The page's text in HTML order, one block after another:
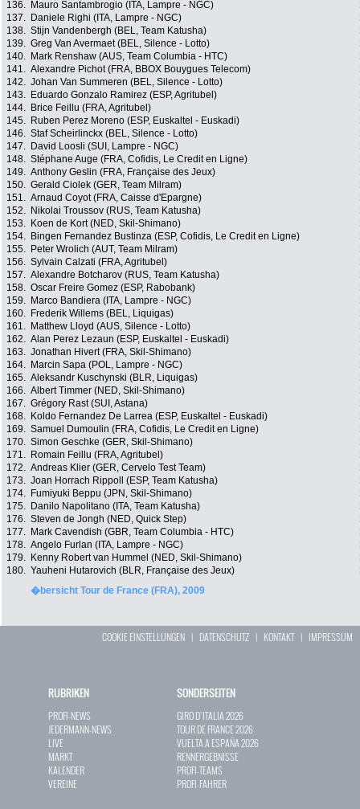
136.
Mauro Santambrogio (ITA, Lampre - NGC)
137.
Daniele Righi (ITA, Lampre - NGC)
138. Stijn Vandenbergh (BEL, Team Katusha)
139. Greg Van Avermaet (BEL, Silence - Lotto)
140.
Mark Renshaw (AUS, Team Columbia - HTC)
141. Alexandre Pichot (FRA, BBOX Bouygues Telecom)
142. Johan Van Summeren (BEL, Silence - Lotto)
143.
Eduardo Gonzalo Ramirez (ESP, Agritubel)
144.
Brice Feillu (FRA, Agritubel)
145.
Ruben Perez Moreno (ESP, Euskaltel - Euskadi)
146. Staf Scheirlinckx (BEL, Silence - Lotto)
147.
David Loosli (SUI, Lampre - NGC)
148. Stéphane Auge (FRA, Cofidis, Le Credit en Ligne)
149. Anthony Geslin (FRA, Française des Jeux)
150. Gerald Ciolek (GER, Team Milram)
151. Arnaud Coyot (FRA, Caisse d'Epargne)
152.
Nikolai Troussov (RUS, Team Katusha)
153.
Koen de Kort (NED, Skil-Shimano)
154.
Bingen Fernandez Bustinza (ESP, Cofidis, Le Credit en Ligne)
155.
Peter Wrolich (AUT, Team Milram)
156. Sylvain Calzati (FRA, Agritubel)
157. Alexandre Botcharov (RUS, Team Katusha)
158. Oscar Freire Gomez (ESP, Rabobank)
159.
Marco Bandiera (ITA, Lampre - NGC)
160.
Frederik Willems (BEL, Liquigas)
161.
Matthew Lloyd (AUS, Silence - Lotto)
162. Alan Perez Lezaun (ESP, Euskaltel - Euskadi)
163. Jonathan Hivert (FRA, Skil-Shimano)
164.
Marcin Sapa (POL, Lampre - NGC)
165. Aleksandr Kuschynski (BLR, Liquigas)
166. Albert Timmer (NED, Skil-Shimano)
167. Grégory Rast (SUI, Astana)
168.
Koldo Fernandez De Larrea (ESP, Euskaltel - Euskadi)
169. Samuel Dumoulin (FRA, Cofidis, Le Credit en Ligne)
170. Simon Geschke (GER, Skil-Shimano)
171.
Romain Feillu (FRA, Agritubel)
172. Andreas Klier (GER, Cervelo Test Team)
173. Joan Horrach Rippoll (ESP, Team Katusha)
174.
Fumiyuki Beppu (JPN, Skil-Shimano)
175.
Danilo Napolitano (ITA, Team Katusha)
176. Steven de Jongh (NED, Quick Step)
177.
Mark Cavendish (GBR, Team Columbia - HTC)
178. Angelo Furlan (ITA, Lampre - NGC)
179.
Kenny Robert van Hummel (NED, Skil-Shimano)
180. Yauheni Hutarovich (BLR, Française des Jeux)
�bersicht Tour de France (FRA), 2009
COOKIE EINSTELLUNGEN | DATENSCHUTZ | KONTAKT| IMPRESSUM
RUBRIKEN
PROFI-NEWS
JEDERMANN-NEWS
LIVE
MARKT
KALENDER
VEREINE
SONDERSEITEN
GIRO D`ITALIA 2026
TOUR DE FRANCE 2026
VUELTA A ESPAÑA 2026
RENNERGEBNISSE
PROFI-TEAMS
PROFI-FAHRER